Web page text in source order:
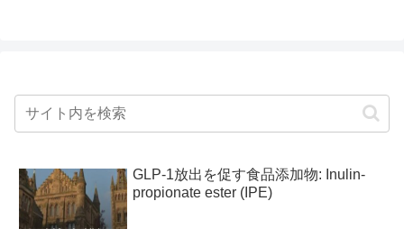
GLP-1放出を促す食品添加物: Inulin-
propionate ester (IPE)